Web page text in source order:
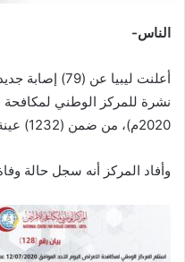
الناس-
أعلنت ليبيا عن
2020م)، من ضمن (1232) عينة تم اختبارها.
وأفاد المركز أنه سجل حالة